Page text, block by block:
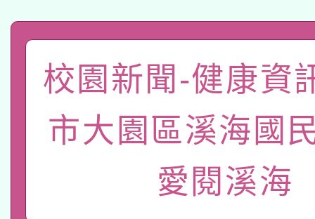
公告之原住民族歲時祭
有關本府115年70歲以
人員健康講座「吃得安
心」，鼓勵退休同仁踴
本校115學年度第2次
招甄選結果公告(無人
適應運動共學行動站研
本館辦理115年度閱讀
暨閱讀推動專業研習
科技賦能─人工智慧
校園新聞-健康資
市大園區溪海國
愛閱溪海